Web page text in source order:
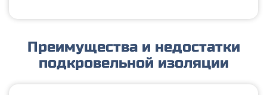
Преимущества и недостатки
подкровельной изоляции